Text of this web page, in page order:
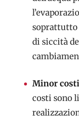
soprattutto
di siccità
Minor
costi sono